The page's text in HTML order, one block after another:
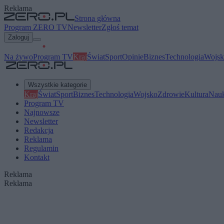
Reklama
Strona główna
Program ZERO TVNewsletterZgłoś temat
Zaloguj
Na żywoProgram TVKrajŚwiatSportOpinieBiznesTechnologia
Wszystkie kategorie
KrajŚwiatSportBiznesTechnologiaWojskoZdrowieKultura
Program TV
Najnowsze
Newsletter
Redakcja
Reklama
Regulamin
Kontakt
Reklama
Reklama